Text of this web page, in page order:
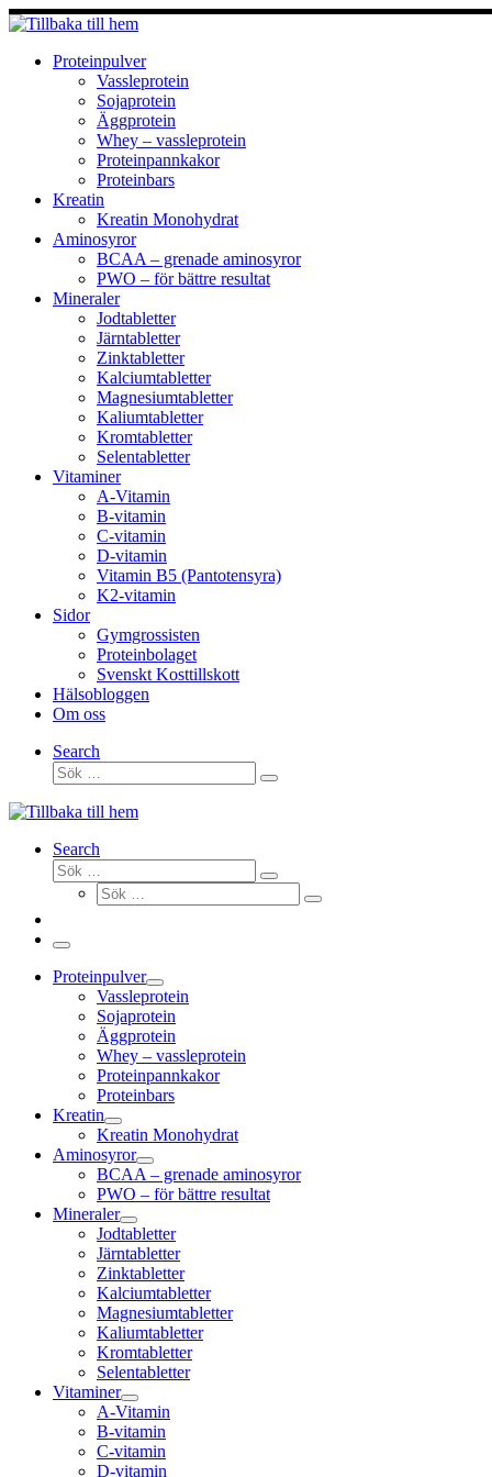
Hoppa
till
innehållProteinpulver
Vassleprotein
Sojaprotein
Äggprotein
Whey – vassleprotein
Proteinpannkakor
Proteinbars
Kreatin
Kreatin Monohydrat
Aminosyror
BCAA – grenade aminosyror
PWO – för bättre resultat
Mineraler
Jodtabletter
Järntabletter
Zinktabletter
Kalciumtabletter
Magnesiumtabletter
Kaliumtabletter
Kromtabletter
Selentabletter
Vitaminer
A-Vitamin
B-vitamin
C-vitamin
D-vitamin
Vitamin B5 (Pantotensyra)
K2-vitamin
Sidor
Gymgrossisten
Proteinbolaget
Svenskt Kosttillskott
Hälsobloggen
Om oss
Search
Sök
Sök
Search
Sök
Sök
Sök
Sök
Meny
Proteinpulver
Vassleprotein
Sojaprotein
Äggprotein
Whey – vassleprotein
Proteinpannkakor
Proteinbars
Kreatin
Kreatin Monohydrat
Aminosyror
BCAA – grenade aminosyror
PWO – för bättre resultat
Mineraler
Jodtabletter
Järntabletter
Zinktabletter
Kalciumtabletter
Magnesiumtabletter
Kaliumtabletter
Kromtabletter
Selentabletter
Vitaminer
A-Vitamin
B-vitamin
C-vitamin
D-vitamin